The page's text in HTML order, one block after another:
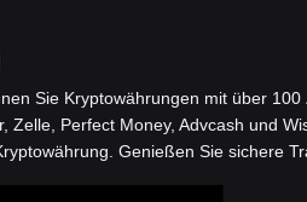
Sie Kryptowährungen mit über
Zelle, Perfect Money, Advcash und
Genießen Sie sichere